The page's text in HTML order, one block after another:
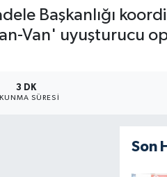
Başkanlığı
Van' uyuşturucu
3 DK
SÜRESI
Son